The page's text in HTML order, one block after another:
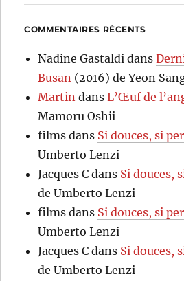
COMMENTAIRES RÉCENTS
Nadine Gastaldi dans
Busan (2016) de Yeon
Martin dansL’Œuf de
Mamoru Oshii
films dans Si douces, si
Umberto Lenzi
Jacques C dans Si douces,
de Umberto Lenzi
films dans Si douces, si
Umberto Lenzi
Jacques C dans Si douces,
de Umberto Lenzi